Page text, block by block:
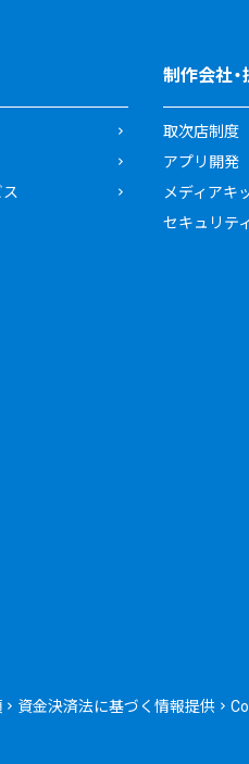
制作会社
取次店制度
アプリ開発
メディアキ
セキュリティ
資金決済法に基づく情報提供